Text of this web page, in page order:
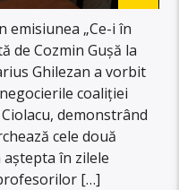
emisiunea „Ce-i în
de Cozmin Gușă la
Ghilezan a vorbit
coaliției
demonstrând
cele două
în zilele
[…]